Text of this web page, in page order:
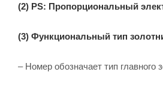
(2) PS: Пропорциональный
(3) Функциональный тип
– Номер обозначает тип главного